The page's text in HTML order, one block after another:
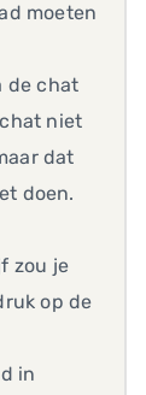
moeten
de chat
niet
dat
doen.
zou je
op de
in